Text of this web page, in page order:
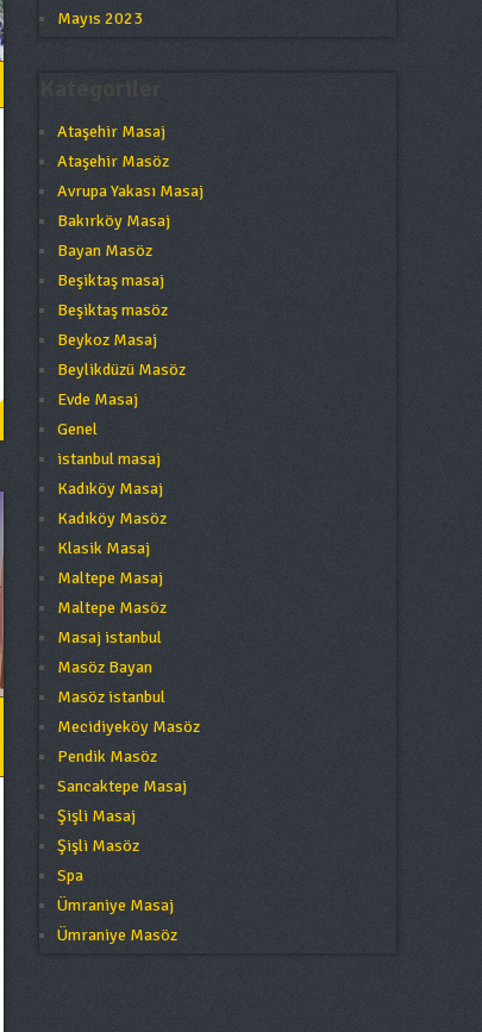
Mayıs 2023
Ataşehir Masaj
Ataşehir Masöz
Avrupa Yakası Masaj
Bakırköy Masaj
Bayan Masöz
Beşiktaş masaj
Beşiktaş masöz
Beykoz Masaj
Beylikdüzü Masöz
Evde Masaj
Genel
istanbul masaj
Kadıköy Masaj
Kadıköy Masöz
Klasik Masaj
Maltepe Masaj
Maltepe Masöz
Masaj istanbul
Masöz Bayan
Masöz istanbul
Mecidiyeköy Masöz
Pendik Masöz
Sancaktepe Masaj
Şişli Masaj
Şişli Masöz
Spa
Ümraniye Masaj
Ümraniye Masöz